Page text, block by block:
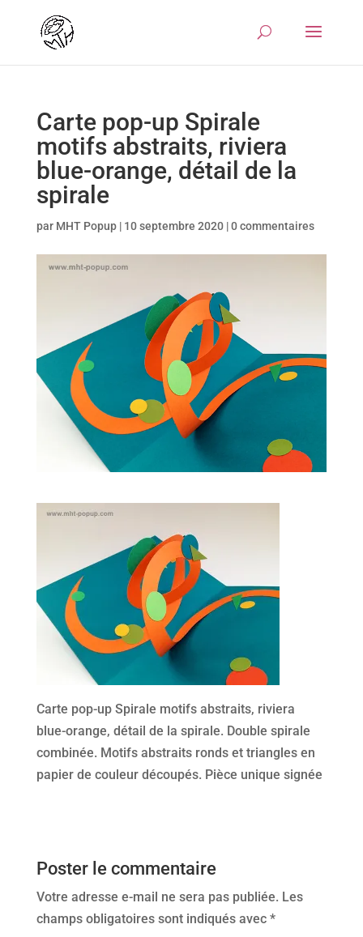
Carte pop-up Spirale
motifs abstraits, riviera
blue-orange, détail de la
spirale
par MHT Popup| 10 septembre 2020|0 commentaires
Carte pop-up Spirale motifs abstraits, riviera
blue-orange, détail de la spirale. Double spirale
combinée. Motifs abstraits ronds et triangles en
papier de couleur découpés. Pièce unique signée
Poster le commentaire
Votre adresse e-mail ne sera pas publiée. Les
champs obligatoires sont indiqués avec *